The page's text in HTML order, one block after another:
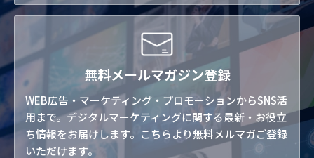
無料メールマガジン登録
WEB広告・マーケティング・プロモーションからSNS活
用まで。デジタルマーケティングに関する最新・お役立
ち情報をお届けします。こちらより無料メルマガご登録
いただけます。